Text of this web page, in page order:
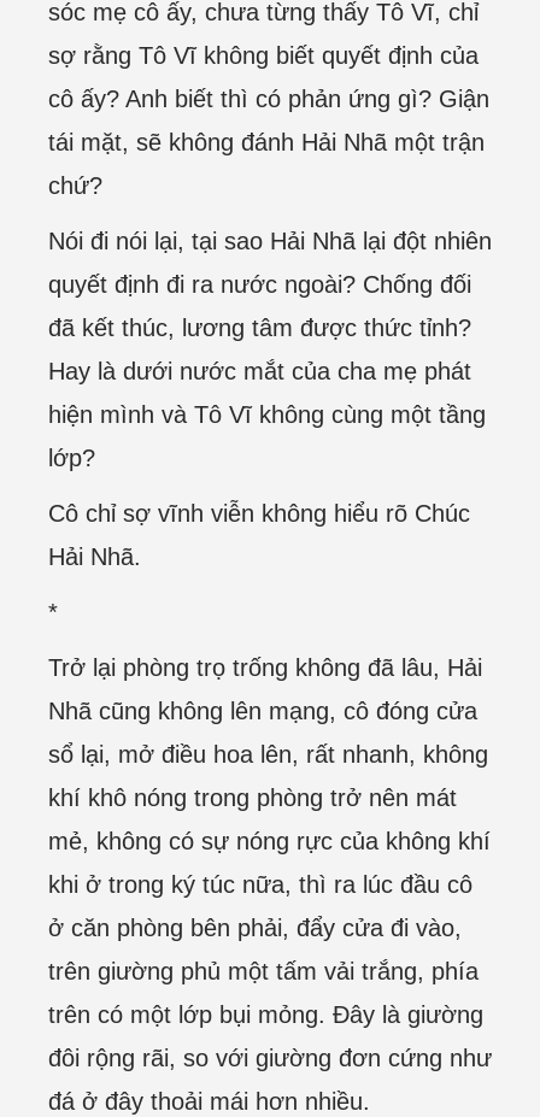
sóc mẹ cô ấy, chưa từng thấy Tô Vĩ, chỉ
sợ rằng Tô Vĩ không biết quyết định của
cô ấy? Anh biết thì có phản ứng gì? Giận
tái mặt, sẽ không đánh Hải Nhã một trận
chứ?
Nói đi nói lại, tại sao Hải Nhã lại đột nhiên
quyết định đi ra nước ngoài? Chống đối
đã kết thúc, lương tâm được thức tỉnh?
Hay là dưới nước mắt của cha mẹ phát
hiện mình và Tô Vĩ không cùng một tầng
lớp?
Cô chỉ sợ vĩnh viễn không hiểu rõ Chúc
Hải Nhã.
*
Trở lại phòng trọ trống không đã lâu, Hải
Nhã cũng không lên mạng, cô đóng cửa
sổ lại, mở điều hoa lên, rất nhanh, không
khí khô nóng trong phòng trở nên mát
mẻ, không có sự nóng rực của không khí
khi ở trong ký túc nữa, thì ra lúc đầu cô
ở căn phòng bên phải, đẩy cửa đi vào,
trên giường phủ một tấm vải trắng, phía
trên có một lớp bụi mỏng. Đây là giường
đôi rộng rãi, so với giường đơn cứng như
đá ở đây thoải mái hơn nhiều.